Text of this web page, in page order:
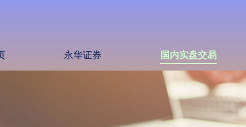
永华证券 国内实盘交易